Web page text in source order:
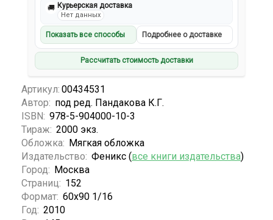
🚚 Курьерская доставка
Нет данных
Показать все способы Подробнее о доставке
Рассчитать стоимость доставки
Артикул: 00434531
Автор: под ред. Пандакова К.Г.
ISBN: 978-5-904000-10-3
Тираж: 2000 экз.
Обложка: Мягкая обложка
Издательство: Феникс (все книги издательства)
Город: Москва
Страниц: 152
Формат: 60х90 1/16
Год: 2010